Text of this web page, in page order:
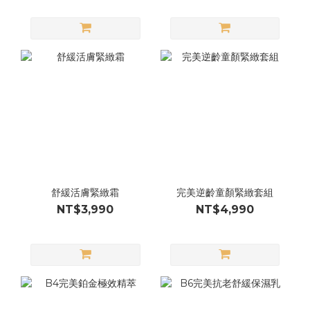
舒緩活膚緊緻霜
NT$3,990
完美逆齡童顏緊緻套組
NT$4,990